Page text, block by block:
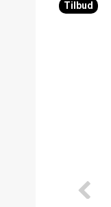
Tilbud